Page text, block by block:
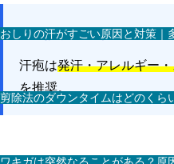
おしりの汗がすごい原因と対策｜
剪除法のダウンタイムはどのくら
この記事のポイント
汗疱は発汗・アレルギー
を推奨。